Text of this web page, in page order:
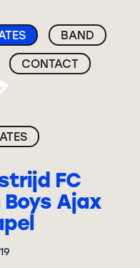
CONTACT
BAND
FC
Ajax